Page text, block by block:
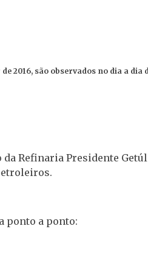
2016, são observados no dia a
Refinaria Presidente
ponto a ponto: